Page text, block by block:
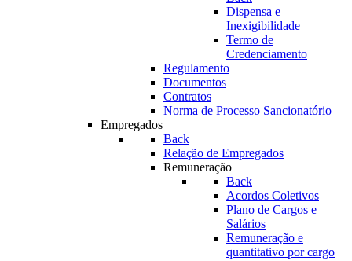
Dispensa e
Inexigibilidade
Termo de
Credenciamento
Regulamento
Documentos
Contratos
Norma de Processo Sancionatório
Empregados
Back
Relação de Empregados
Remuneração
Back
Acordos Coletivos
Plano de Cargos e
Salários
Remuneração e
quantitativo por cargo